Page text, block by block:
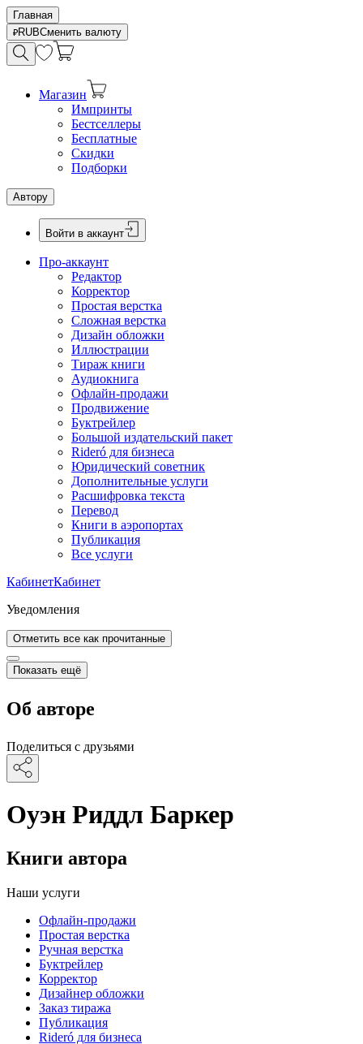
Главная
RUBСменить валюту
Магазин
Импринты
Бестселлеры
Бесплатные
Скидки
Подборки
Автору
Войти в аккаунт
Про-аккаунт
Редактор
Корректор
Простая верстка
Сложная верстка
Дизайн обложки
Иллюстрации
Тираж книги
Аудиокнига
Офлайн-продажи
Продвижение
Буктрейлер
Большой издательский пакет
Rideró для бизнеса
Юридический советник
Дополнительные услуги
Расшифровка текста
Перевод
Книги в аэропортах
Публикация
Все услуги
КабинетКабинет
Уведомления
Отметить все как прочитанные
Показать ещё
Об авторе
Поделиться с друзьями
Оуэн Риддл Баркер
Книги автора
Наши услуги
Офлайн-продажи
Простая верстка
Ручная верстка
Буктрейлер
Корректор
Дизайнер обложки
Заказ тиража
Публикация
Rideró для бизнеса